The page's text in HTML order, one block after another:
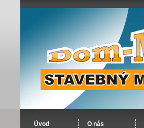
Úvod O nás